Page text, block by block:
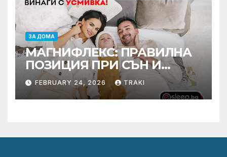
ЗА ДОМА
МАГНИФЛЕКС: ПРАВИЛНА
ПОЗИЦИЯ ПРИ СЪН И
ПРОМОЦИЯ В Е-SLEEP.BG
FEBRUARY 24, 2026 TRAKI